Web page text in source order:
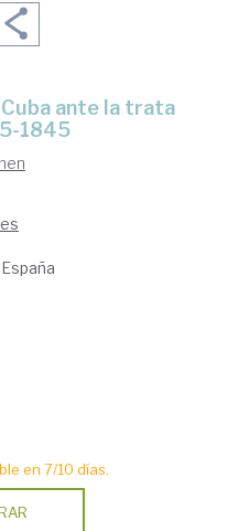
1845
en 7/10 días.